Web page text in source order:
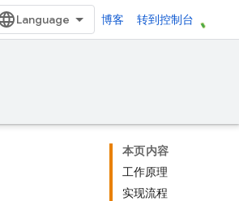
博客 转到控制台
本页内容
工作原理
实现流程